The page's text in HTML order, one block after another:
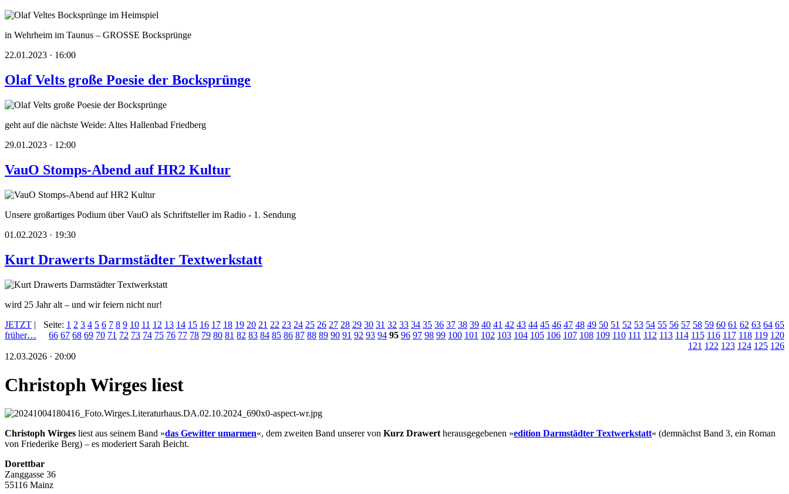
in Wehrheim im Taunus – GROSSE Bocksprünge
22.01.2023 · 16:00
Olaf Velts große Poesie der Bocksprünge
geht auf die nächste Weide: Altes Hallenbad Friedberg
29.01.2023 · 12:00
VauO Stomps-Abend auf HR2 Kultur
Unsere großartiges Podium über VauO als Schriftsteller im Radio - 1. Sendung
01.02.2023 · 19:30
Kurt Drawerts Darmstädter Textwerkstatt
wird 25 Jahr alt – und wir feiern nicht nur!
JETZT |
früher…
Seite: 1 2 3 4 5 6 7 8 9 10 11 12 13 14 15 16 17 18 19 20 21 22 23 24 25 26 27 28 29 30 31 32 33 34 35 36 37 38 39 40 41 42 43 44 45 46 47 48 49 50 51 52 53 54 55 56 57 58 59 60 61 62 63 64 65
66 67 68 69 70 71 72 73 74 75 76 77 78 79 80 81 82 83 84 85 86 87 88 89 90 91 92 93 94 95 96 97 98 99 100 101 102 103 104 105 106 107 108 109 110 111 112 113 114 115 116 117 118 119 120
121 122 123 124 125 126
12.03.2026 · 20:00
Christoph Wirges liest
Christoph Wirges liest aus seinem Band »das Gewitter umarmen«, dem zweiten Band unserer von Kurz Drawertherausgegebenen »edition Darmstädter Textwerkstatt« (demnächst Band 3, ein Roman
von Friederike Berg) – es moderiert Sarah Beicht.
Dorettbar
Zanggasse 36
55116 Mainz